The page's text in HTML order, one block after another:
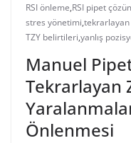
RSI önleme,RSI pipet
stres yönetimi,tekrarlayan
TZY belirtileri,yanlış
Manuel
Tekrarlayan
Önlenmesi